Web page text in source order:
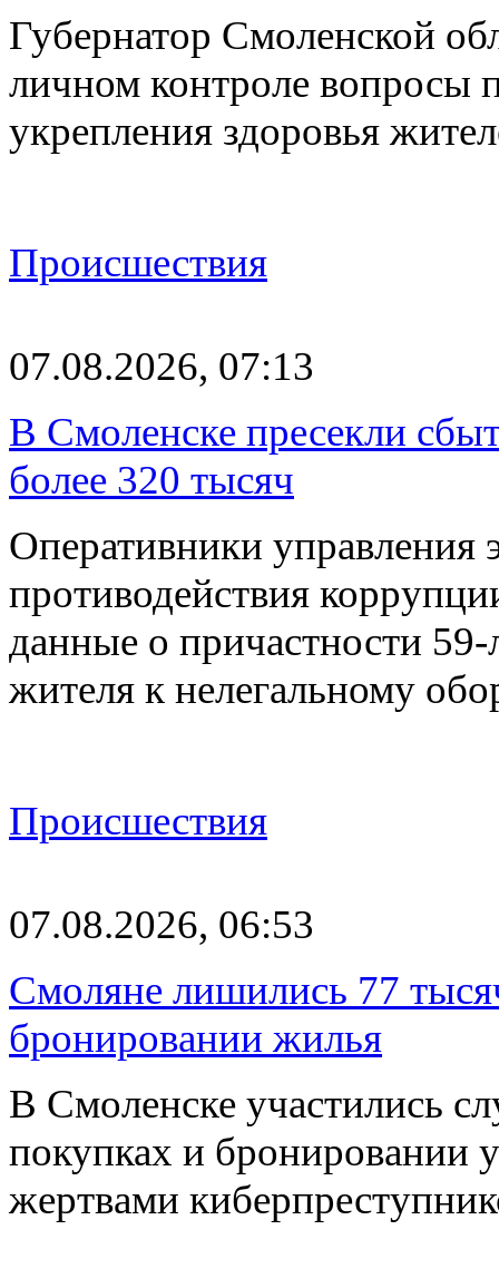
Губернатор Смоленской
личном контроле вопросы
укрепления здоровья
Происшествия
07.08.2026, 07:13
В Смоленске пресекли
более 320 тысяч
Оперативники управления
противодействия
данные о причастности 59-
жителя к нелегальному
Происшествия
07.08.2026, 06:53
Смоляне лишились 77
бронировании жилья
В Смоленске участились
покупках и бронировании
жертвами